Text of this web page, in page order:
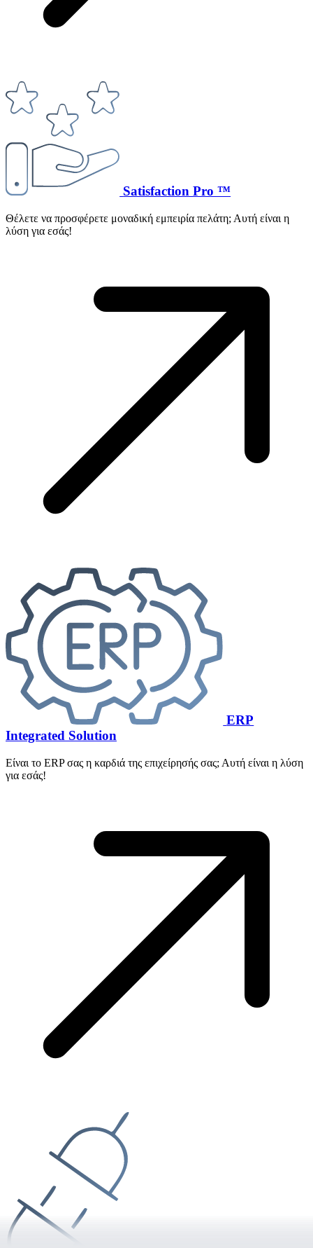
Satisfaction Pro ™
Θέλετε να προσφέρετε μοναδική εμπειρία πελάτη; Αυτή είναι η
λύση για εσάς!
ERP
Integrated Solution
Είναι το ERP σας η καρδιά της επιχείρησής σας; Αυτή είναι η λύση
για εσάς!